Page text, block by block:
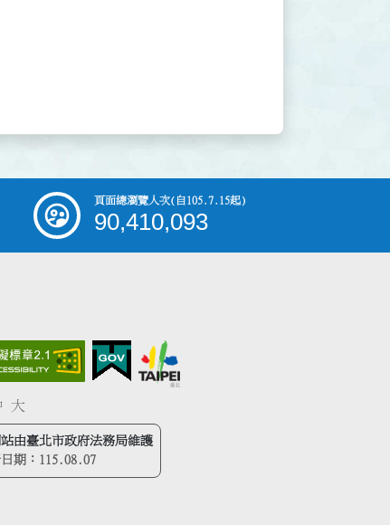
頁面總瀏覽人次(自105.7.15起)
90,410,093
大
由臺北市政府法務局維護
期： 115.08.07